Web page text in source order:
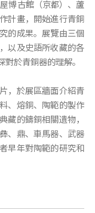
博古館（京都）、蘆
計畫，開始進行青銅
的成果。展覽由三個
以及史語所收藏的各
於青銅器的理解。
，於展區牆面介紹青
、熔銅、陶範的製作
藏的鑄銅相關遺物，
、鼎、車馬器、武器
早年對陶範的研究和